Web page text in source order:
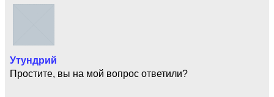
Утундрий
Простите, вы на мой вопрос ответили?